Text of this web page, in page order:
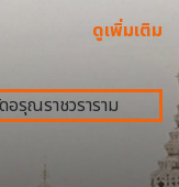
ดูเพิ่มเติม